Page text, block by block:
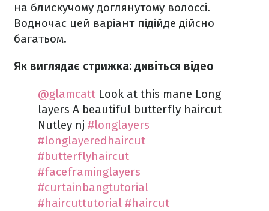
на блискучому доглянутому волоссі.
Водночас цей варіант підійде дійсно
багатьом.
Як виглядає стрижка: дивіться відео
@glamcatt Look at this mane Long
layers A beautiful butterfly haircut
Nutley nj #longlayers
#longlayeredhaircut
#butterflyhaircut
#faceframinglayers
#curtainbangtutorial
#haircuttutorial #haircut